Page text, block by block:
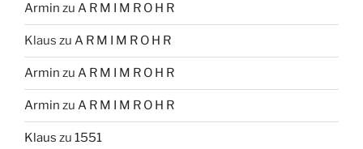
Armin zu A R M I M R O H R
Klaus zu A R M I M R O H R
Armin zu A R M I M R O H R
Armin zu A R M I M R O H R
Klaus zu 1551